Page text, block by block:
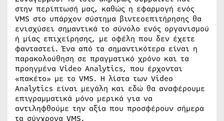
στην περίπτωσή μας, καθώς η εφαρμογή ενός
VMS στο υπάρχον σύστημα βιντεοεπιτήρησης θα
ενισχύσει σημαντικά το σύνολο ενός οργανισμού
ή μίας επιχείρησης, με οφέλη που δεν έχετε
φανταστεί. Ένα από τα σημαντικότερα είναι η
παρακολούθηση σε πραγματικό χρόνο και τα
προηγμένα Video Analytics, που έρχονται
«πακέτο» με το VMS. Η λίστα των Video
Analytics είναι μεγάλη και εδώ θα αναφέρουμε
επιγραμματικά μόνο μερικά για να
αντιληφθούμε την αξία που προσφέρουν σήμερα
τα σύγχρονα VMS.